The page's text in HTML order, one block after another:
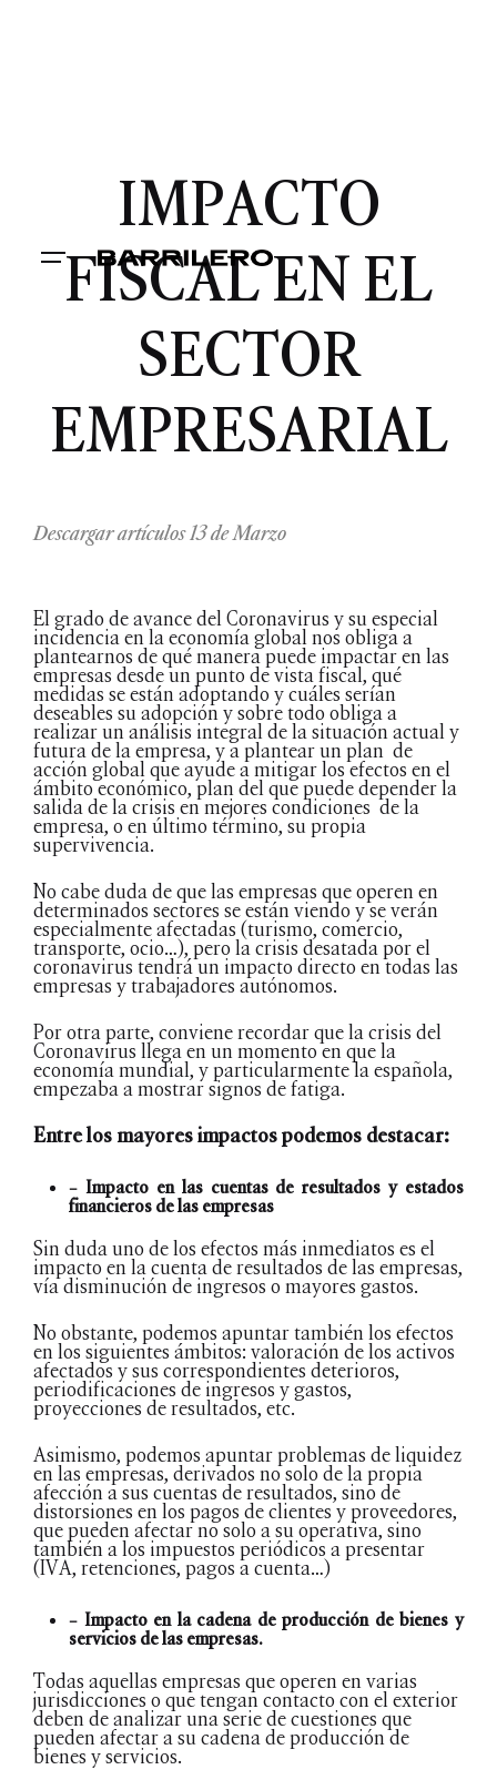
IMPACTO
FISCAL EN EL
SECTOR
EMPRESARIAL
Descargar artículos 13 de Marzo
El grado de avance del Coronavirus y su especial
incidencia en la economía global nos obliga a
plantearnos de qué manera puede impactar en las
empresas desde un punto de vista fiscal, qué
medidas se están adoptando y cuáles serían
deseables su adopción y sobre todo obliga a
realizar un análisis integral de la situación actual y
futura de la empresa, y a plantear un plan de
acción global que ayude a mitigar los efectos en el
ámbito económico, plan del que puede depender la
salida de la crisis en mejores condiciones de la
empresa, o en último término, su propia
supervivencia.
No cabe duda de que las empresas que operen en
determinados sectores se están viendo y se verán
especialmente afectadas (turismo, comercio,
transporte, ocio…), pero la crisis desatada por el
coronavirus tendrá un impacto directo en todas las
empresas y trabajadores autónomos.
Por otra parte, conviene recordar que la crisis del
Coronavirus llega en un momento en que la
economía mundial, y particularmente la española,
empezaba a mostrar signos de fatiga.
Entre los mayores impactos podemos destacar:
– Impacto en las cuentas de resultados y estados
financieros de las empresas
Sin duda uno de los efectos más inmediatos es el
impacto en la cuenta de resultados de las empresas,
vía disminución de ingresos o mayores gastos.
No obstante, podemos apuntar también los efectos
en los siguientes ámbitos: valoración de los activos
afectados y sus correspondientes deterioros,
periodificaciones de ingresos y gastos,
proyecciones de resultados, etc.
Asimismo, podemos apuntar problemas de liquidez
en las empresas, derivados no solo de la propia
afección a sus cuentas de resultados, sino de
distorsiones en los pagos de clientes y proveedores,
que pueden afectar no solo a su operativa, sino
también a los impuestos periódicos a presentar
(IVA, retenciones, pagos a cuenta…)
– Impacto en la cadena de producción de bienes y
servicios de las empresas.
Todas aquellas empresas que operen en varias
jurisdicciones o que tengan contacto con el exterior
deben de analizar una serie de cuestiones que
pueden afectar a su cadena de producción de
bienes y servicios.